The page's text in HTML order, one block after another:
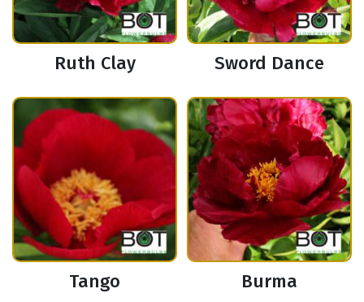
Ruth Clay Sword Dance
Tango Burma